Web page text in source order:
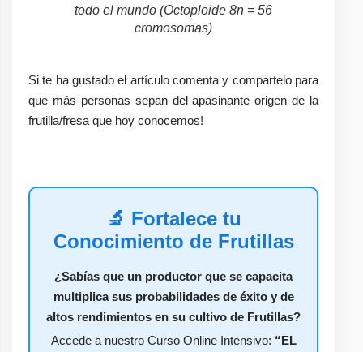
todo el mundo (Octoploide 8n = 56
cromosomas)
Si te ha gustado el artículo comenta y compartelo para
que más personas sepan del apasinante origen de la
frutilla/fresa que hoy conocemos!
🔬 Fortalece tu
Conocimiento de Frutillas
¿Sabías que un productor que se capacita
multiplica sus probabilidades de éxito y de
altos rendimientos en su cultivo de Frutillas?
Accede a nuestro Curso Online Intensivo: “EL